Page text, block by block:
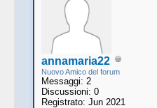
annamaria22
Nuovo Amico del forum
Messaggi: 2
Discussioni: 0
Registrato: Jun 2021